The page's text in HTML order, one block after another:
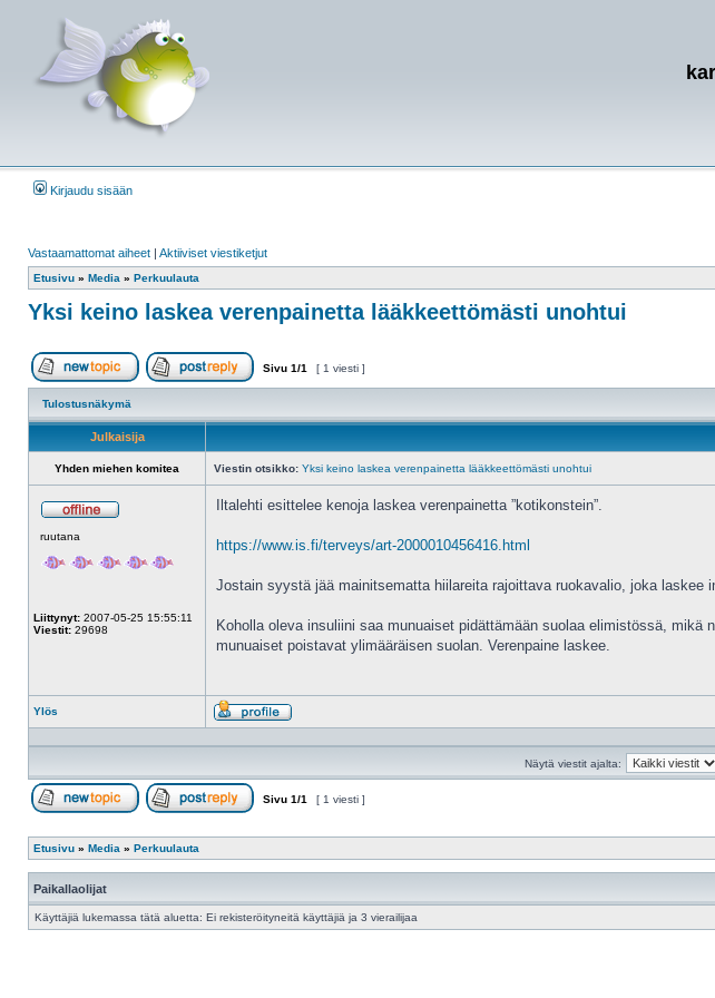
Kirjaudu sisään
Vastaamattomat aiheet | Aktiiviset viestiketjut
Etusivu » Media » Perkuulauta
Yksi keino laskea verenpainetta lääkkeettömästi unohtui
Aloita uusi ketju Vastaa viestiin
Sivu 1/1 [ 1 viesti ]
Tulostusnäkymä
Julkaisija
Yhden miehen komitea Viestin otsikko: Yksi keino laskea verenpainetta lääkkeettömästi unohtui
ruutana
Liittynyt: 2007-05-25 15:55:11
Viestit: 29698
Iltalehti esittelee kenoja laskea verenpainetta ”kotikonstein”.
https://www.is.fi/terveys/art-2000010456416.html
Jostain syystä jää mainitsematta hiilareita rajoittava ruokavalio, joka laskee
Koholla oleva insuliini saa munuaiset pidättämään suolaa elimistössä,
munuaiset poistavat ylimääräisen suolan. Verenpaine laskee.
Ylös
Profiili
Näytä viestit ajalta:
Sivu 1/1 [ 1 viesti ]
Etusivu » Media » Perkuulauta
Paikallaolijat
Käyttäjiä lukemassa tätä aluetta: Ei rekisteröityneitä käyttäjiä ja 3 vierailijaa